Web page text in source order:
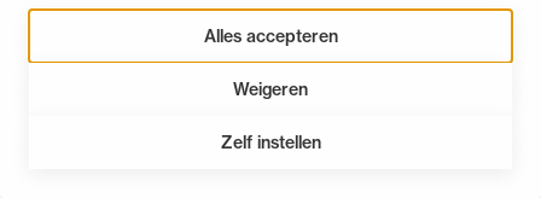
Alles accepteren
Weigeren
Zelf instellen
Van de Advocatenwet tot de Verordening op
de advocatuur (Voda) en de Regeling op de